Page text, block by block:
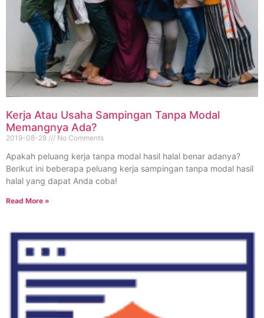
Kerja Atau Usaha Sampingan Tanpa Modal
Memangnya Ada?
2019-08-28 No Comments
Apakah peluang kerja tanpa modal hasil halal benar adanya?
Berikut ini beberapa peluang kerja sampingan tanpa modal hasil
halal yang dapat Anda coba!
Read More »